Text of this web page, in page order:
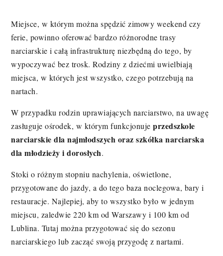
Miejsce, w którym można spędzić zimowy weekend czy
ferie, powinno oferować bardzo różnorodne trasy
narciarskie i całą infrastrukturę niezbędną do tego, by
wypoczywać bez trosk. Rodziny z dziećmi uwielbiają
miejsca, w których jest wszystko, czego potrzebują na
nartach.
W przypadku rodzin uprawiających narciarstwo, na uwagę
zasługuje ośrodek, w którym funkcjonujeprzedszkole
narciarskie dla najmłodszych oraz szkółka narciarska
dla młodzieży i dorosłych.
Stoki o różnym stopniu nachylenia, oświetlone,
przygotowane do jazdy, a do tego baza noclegowa, bary i
restauracje. Najlepiej, aby to wszystko było w jednym
miejscu, zaledwie 220 km od Warszawy i 100 km od
Lublina. Tutaj można przygotować się do sezonu
narciarskiego lub zacząć swoją przygodę z nartami.